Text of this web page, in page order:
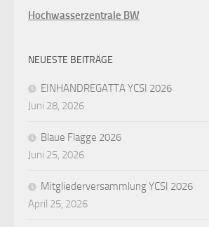
Hochwasserzentrale BW
NEUESTE BEITRÄGE
EINHANDREGATTA YCSI 2026
Juni 28, 2026
Blaue Flagge 2026
Juni 25, 2026
Mitgliederversammlung YCSI 2026
April 25, 2026